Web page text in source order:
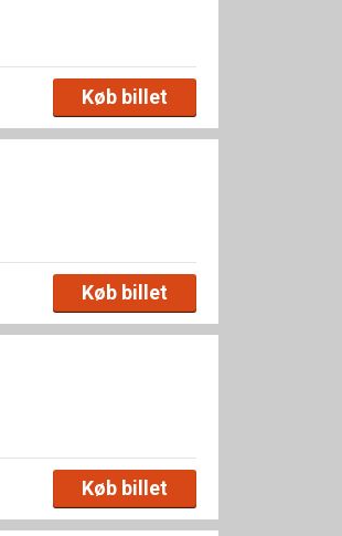
Køb billet
Køb billet
Køb billet